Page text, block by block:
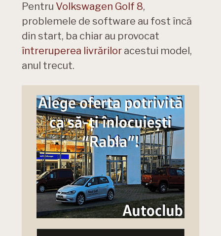
Pentru Volkswagen Golf 8,
problemele de software au fost încă
din start, ba chiar au provocat
întreruperea livrărilor acestui model,
anul trecut.